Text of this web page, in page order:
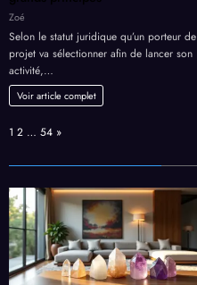
Zoé
Selon le statut juridique qu’un porteur de
projet va sélectionner afin de lancer son
activité,…
Voir article complet
Page:
1 2 … 54 Next
»